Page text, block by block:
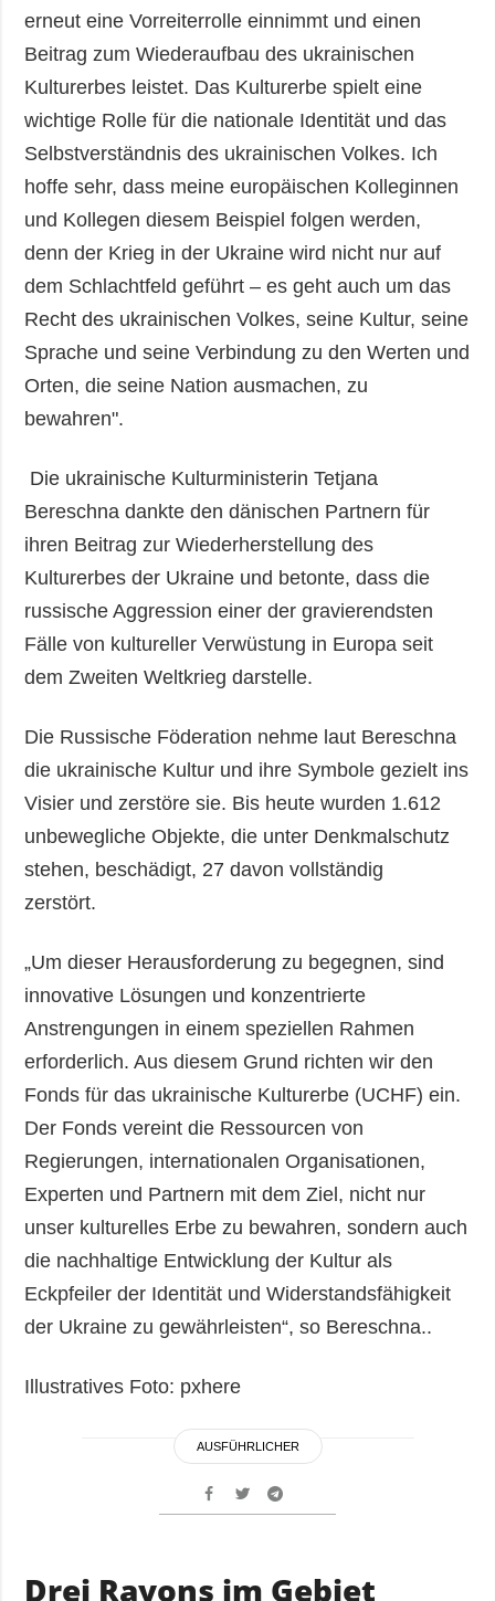
erneut eine Vorreiterrolle einnimmt und einen
Beitrag zum Wiederaufbau des ukrainischen
Kulturerbes leistet. Das Kulturerbe spielt eine
wichtige Rolle für die nationale Identität und das
Selbstverständnis des ukrainischen Volkes. Ich
hoffe sehr, dass meine europäischen Kolleginnen
und Kollegen diesem Beispiel folgen werden,
denn der Krieg in der Ukraine wird nicht nur auf
dem Schlachtfeld geführt – es geht auch um das
Recht des ukrainischen Volkes, seine Kultur, seine
Sprache und seine Verbindung zu den Werten und
Orten, die seine Nation ausmachen, zu
bewahren".
Die ukrainische Kulturministerin Tetjana
Bereschna dankte den dänischen Partnern für
ihren Beitrag zur Wiederherstellung des
Kulturerbes der Ukraine und betonte, dass die
russische Aggression einer der gravierendsten
Fälle von kultureller Verwüstung in Europa seit
dem Zweiten Weltkrieg darstelle.
Die Russische Föderation nehme laut Bereschna
die ukrainische Kultur und ihre Symbole gezielt ins
Visier und zerstöre sie. Bis heute wurden 1.612
unbewegliche Objekte, die unter Denkmalschutz
stehen, beschädigt, 27 davon vollständig
zerstört.
„Um dieser Herausforderung zu begegnen, sind
innovative Lösungen und konzentrierte
Anstrengungen in einem speziellen Rahmen
erforderlich. Aus diesem Grund richten wir den
Fonds für das ukrainische Kulturerbe (UCHF) ein.
Der Fonds vereint die Ressourcen von
Regierungen, internationalen Organisationen,
Experten und Partnern mit dem Ziel, nicht nur
unser kulturelles Erbe zu bewahren, sondern auch
die nachhaltige Entwicklung der Kultur als
Eckpfeiler der Identität und Widerstandsfähigkeit
der Ukraine zu gewährleisten“, so Bereschna..
Illustratives Foto: pxhere
AUSFÜHRLICHER
Drei Rayons im Gebiet